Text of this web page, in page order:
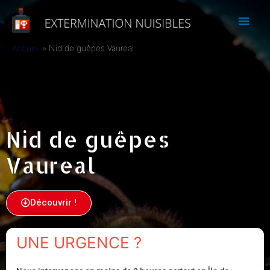
Accueil Nid de guêpes Vaureal
Nid de guêpes
Vaureal
Découvrir !
UNE URGENCE ?